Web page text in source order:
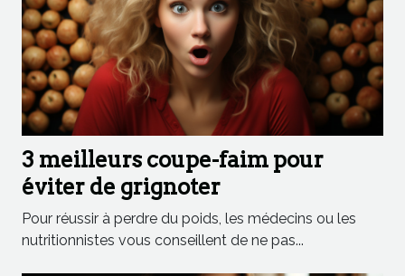
3 meilleurs coupe-faim pour
éviter de grignoter
Pour réussir à perdre du poids, les médecins ou les
nutritionnistes vous conseillent de ne pas...